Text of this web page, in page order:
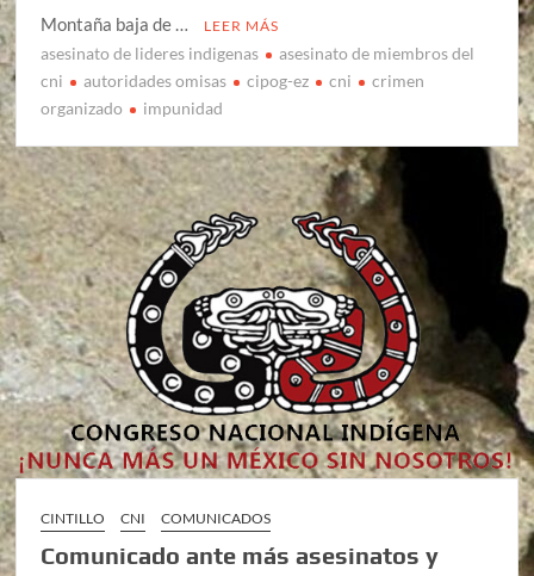
Montaña baja de … LEER MÁS
asesinato de lideres indigenas
asesinato de miembros del
cni
autoridades omisas cipog-ez cni
crimen
organizado
impunidad
CINTILLO CNI COMUNICADOS
Comunicado ante más asesinatos y